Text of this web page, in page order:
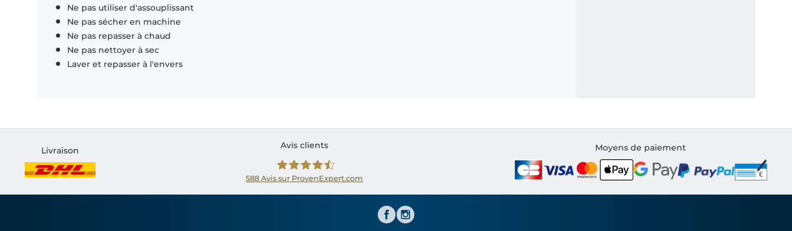
Ne pas utiliser d'assouplissant
Ne pas sécher en machine
Ne pas repasser à chaud
Ne pas nettoyer à sec
Laver et repasser à l'envers
Livraison
Avis clients
588Avis sur ProvenExpert.com
Moyens de paiement